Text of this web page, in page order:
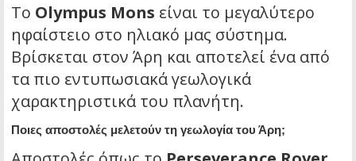
Το Olympus Mons είναι το μεγαλύτερο
ηφαίστειο στο ηλιακό μας σύστημα.
Βρίσκεται στον Άρη και αποτελεί ένα από
τα πιο εντυπωσιακά γεωλογικά
χαρακτηριστικά του πλανήτη.
Ποιες αποστολές μελετούν τη γεωλογία του Άρη;